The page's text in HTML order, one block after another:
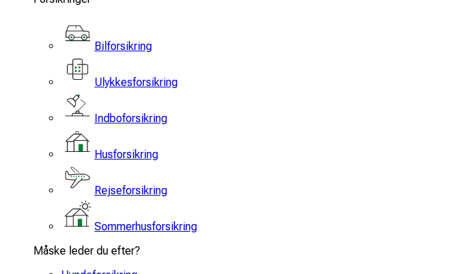
Bilforsikring
Ulykkesforsikring
Indboforsikring
Husforsikring
Rejseforsikring
Sommerhusforsikring
Måske leder du efter?